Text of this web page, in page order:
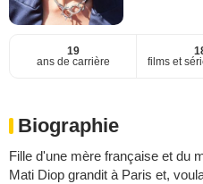
19
ans de carrière
films et
Biographie
Fille d'une mère française et du
Mati Diop grandit à Paris et,